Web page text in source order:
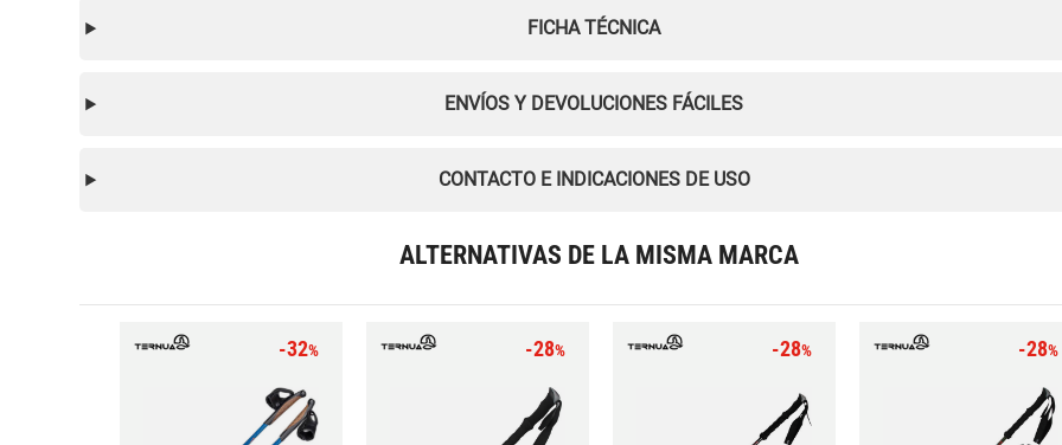
FICHA TÉCNICA
ENVÍOS Y DEVOLUCIONES FÁCILES
CONTACTO E INDICACIONES DE USO
ALTERNATIVAS DE LA MISMA MARCA
-32% -28% -28% -28%